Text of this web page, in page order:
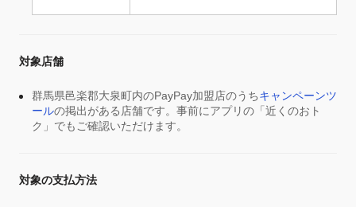
対象店舗
群馬県邑楽郡大泉町内のPayPay加盟店のうちキャンペーンツ
ールの掲出がある店舗です。事前にアプリの「近くのおト
ク」でもご確認いただけます。
対象の支払方法